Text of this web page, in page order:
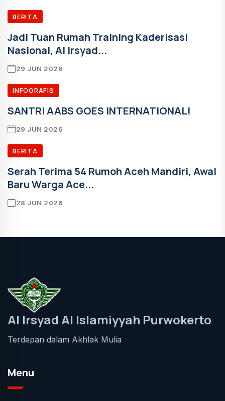
BERITA
Jadi Tuan Rumah Training Kaderisasi
Nasional, Al Irsyad...
29 JUN 2026
INFOGRAFIS
SANTRI AABS GOES INTERNATIONAL!
29 JUN 2026
BERITA
Serah Terima 54 Rumoh Aceh Mandiri, Awal
Baru Warga Ace...
28 JUN 2026
Al Irsyad Al Islamiyyah Purwokerto
Terdepan dalam Akhlak Mulia
Menu